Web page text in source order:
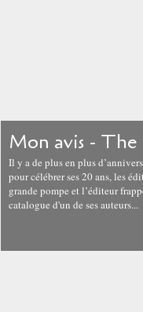
Mon avis -
Il y a de plus en plus
pour célébrer ses 20 ans, les
grande pompe et l’éditeur
catalogue d'un de ses auteurs...